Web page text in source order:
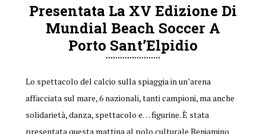
Presentata La XV Edizione Di
Mundial Beach Soccer A
Porto Sant’Elpidio
Lo spettacolo del calcio sulla spiaggia in un’arena
affacciata sul mare, 6 nazionali, tanti campioni, ma anche
solidarietà, danza, spettacolo e… figurine. È stata
presentata questa mattina al polo culturale Beniamino